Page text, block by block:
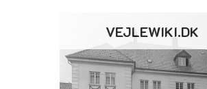
VEJLEWIKI.DK